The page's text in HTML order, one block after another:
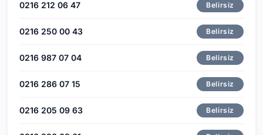
0216 212 06 47 Belirsiz
0216 250 00 43 Belirsiz
0216 987 07 04 Belirsiz
0216 286 07 15 Belirsiz
0216 205 09 63 Belirsiz